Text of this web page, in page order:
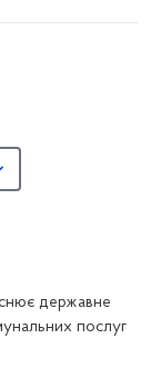
державне
послуг